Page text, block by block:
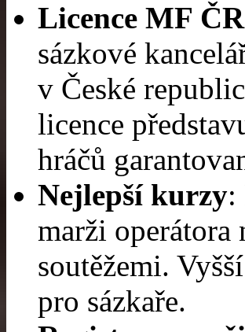
Licence MF ČR
sázkové
v České
licence
hráčů
Nejlepší kurzy:
marži
soutěžemi.
pro sázkaře.